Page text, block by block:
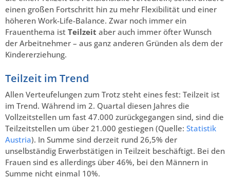
einen großen Fortschritt hin zu mehr Flexibilität und einer
höheren Work-Life-Balance. Zwar noch immer ein
Frauenthema ist Teilzeit aber auch immer öfter Wunsch
der Arbeitnehmer – aus ganz anderen Gründen als dem der
Kindererziehung.
Teilzeit im Trend
Allen Verteufelungen zum Trotz steht eines fest: Teilzeit ist
im Trend. Während im 2. Quartal diesen Jahres die
Vollzeitstellen um fast 47.000 zurückgegangen sind, sind die
Teilzeitstellen um über 21.000 gestiegen (Quelle: Statistik
Austria). In Summe sind derzeit rund 26,5% der
unselbständig Erwerbstätigen in Teilzeit beschäftigt. Bei den
Frauen sind es allerdings über 46%, bei den Männern in
Summe nicht einmal 10%.